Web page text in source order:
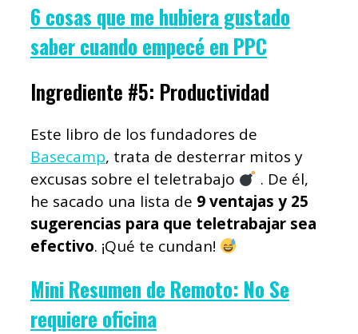
6 cosas que me hubiera gustado
saber cuando empecé en PPC
Ingrediente #5: Productividad
Este libro de los fundadores de
Basecamp, trata de desterrar mitos y
excusas sobre el teletrabajo
. De él,
he sacado una lista de 9 ventajas y 25
sugerencias para que teletrabajar sea
efectivo. ¡Qué te cundan!
Mini Resumen de Remoto: No Se
requiere oficina